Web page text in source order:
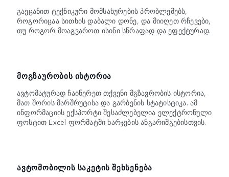
გაეცანით ტექნიკური მომსახურების პრობლემებს,
როგორიცაა სითხის დაბალი დონე, და მიიღეთ რჩევები,
თუ როგორ მოაგვაროთ ისინი სწრაფად და ეფექტურად.
ᲛᲝᲒᲖᲐᲣᲠᲝᲑᲘᲡ ᲘᲡᲢᲝᲠᲘᲐ
ავტომატურად ჩაიწერეთ თქვენი მგზავრობის ისტორია,
მათ შორის მარშრუტისა და გარბენის სტატისტიკა. ამ
ინფორმაციის ექსპორტი შესაძლებელია ელექტრონული
ფოსტით Excel ფორმატში ხარჯების ანგარიშგებისთვის.
ᲐᲕᲢᲝᲛᲝᲑᲘᲚᲘᲡ ᲡᲐᲙᲔᲢᲘᲡ ᲨᲔᲮᲡᲔᲜᲔᲑᲐ